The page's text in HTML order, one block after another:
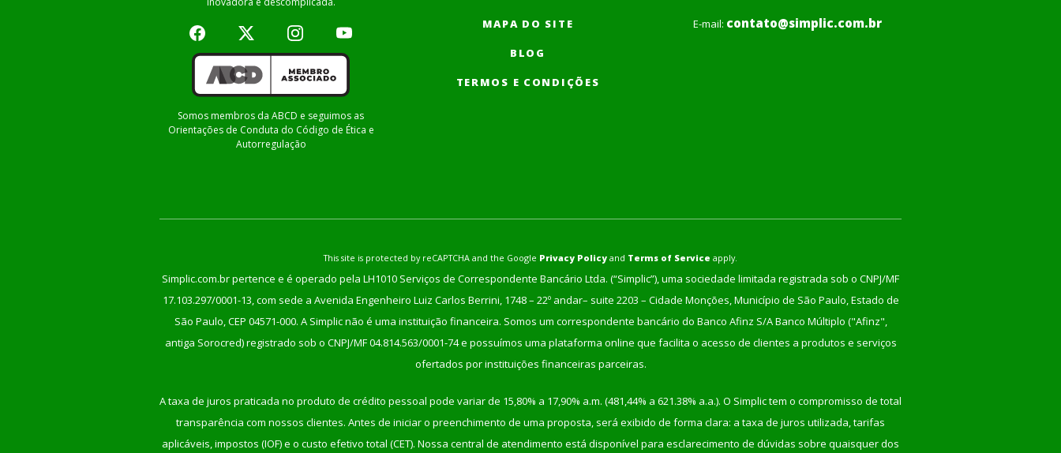
Somos membros da ABCD e seguimos as
Orientações de Conduta do Código de Ética e
Autorregulação
MAPA DO SITE
BLOG
TERMOS E CONDIÇÕES
E-mail: contato@simplic.com.br
This site is protected by reCAPTCHA and the Google Privacy Policy and Terms of Service apply.
Simplic.com.br pertence e é operado pela LH1010 Serviços de Correspondente Bancário Ltda. (“Simplic”), uma sociedade limitada registrada sob o CNPJ/MF
17.103.297/0001-13, com sede a Avenida Engenheiro Luiz Carlos Berrini, 1748 – 22º andar– suite 2203 – Cidade Monções, Município de São Paulo, Estado de
São Paulo, CEP 04571-000. A Simplic não é uma instituição financeira. Somos um correspondente bancário do Banco Afinz S/A Banco Múltiplo ("Afinz",
antiga Sorocred) registrado sob o CNPJ/MF 04.814.563/0001-74 e possuímos uma plataforma online que facilita o acesso de clientes a produtos e serviços
ofertados por instituições financeiras parceiras.
A taxa de juros praticada no produto de crédito pessoal pode variar de 15,80% a 17,90% a.m. (481,44% a 621.38% a.a.). O Simplic tem o compromisso de total
transparência com nossos clientes. Antes de iniciar o preenchimento de uma proposta, será exibido de forma clara: a taxa de juros utilizada, tarifas
aplicáveis, impostos (IOF) e o custo efetivo total (CET). Nossa central de atendimento está disponível para esclarecimento de dúvidas sobre quaisquer dos